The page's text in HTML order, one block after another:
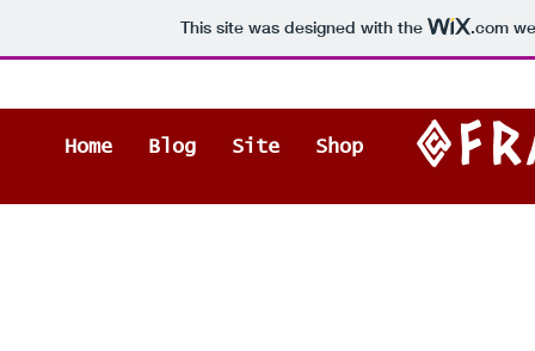
This site was designed with the .com
Home Blog Site Shop Contact